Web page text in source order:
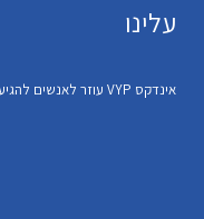
עלינו
אינדקס VYP עוזר לאנשים להגיע לעסקים הכי מומלצים באזור שלהם